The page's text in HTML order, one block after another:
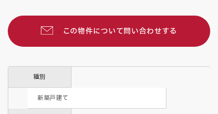
この物件について問い合わせする
種別
新築戸建て